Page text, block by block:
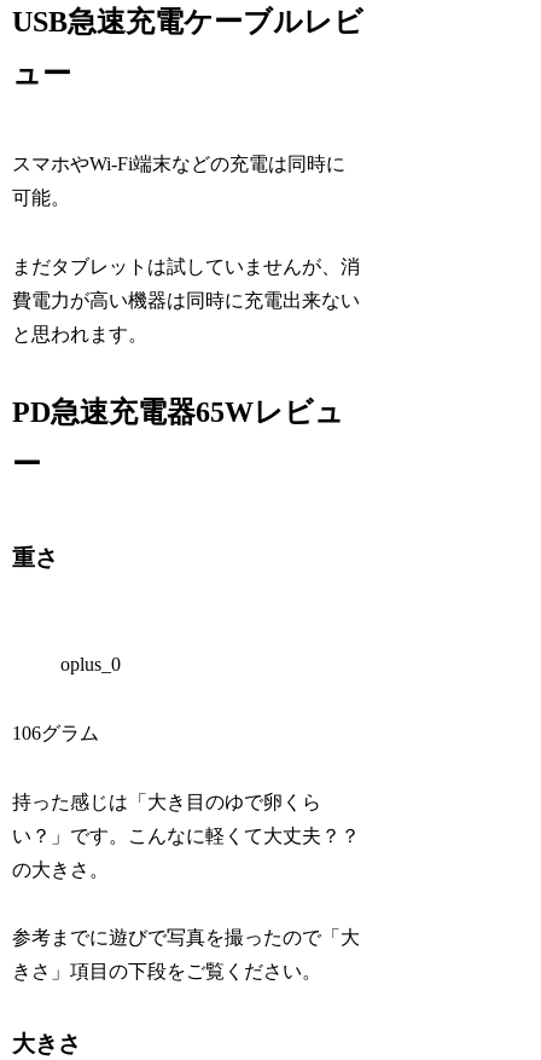
USB急速充電ケーブルレビ
ュー
スマホやWi-Fi端末などの充電は同時に
可能。
まだタブレットは試していませんが、消
費電力が高い機器は同時に充電出来ない
と思われます。
PD急速充電器65Wレビュ
ー
重さ
oplus_0
106グラム
持った感じは「大き目のゆで卵くら
い？」です。こんなに軽くて大丈夫？？
の大きさ。
参考までに遊びで写真を撮ったので「大
きさ」項目の下段をご覧ください。
大きさ